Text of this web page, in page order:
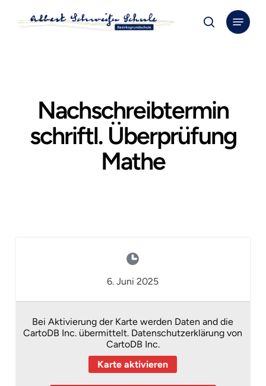
search
Menu
Nachschreibtermin
schriftl. Überprüfung
Mathe
6. Juni 2025
Bei Aktivierung der Karte werden Daten and die
CartoDB Inc. übermittelt. Datenschutzerklärung von
CartoDB Inc.
Karte aktivieren
Close